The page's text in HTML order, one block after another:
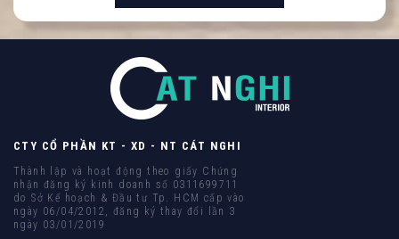
CTY CỔ PHẦN KT - XD - NT CÁT NGHI
Thành lập và hoạt động theo giấy Chứng
nhận đăng ký kinh doanh số 0311699711
do Sở Kế hoạch & Đầu tư Tp. HCM cấp vào
ngày 06/04/2012, đăng ký thay đổi lần 3
ngày 03/01/2019